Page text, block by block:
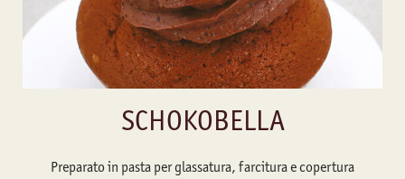
SCHOKOBELLA
Preparato in pasta per glassatura, farcitura e copertura